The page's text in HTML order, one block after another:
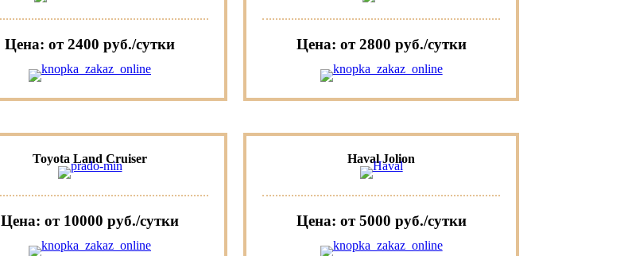
Цена: от 2400 руб./сутки Цена: от 2800 руб./сутки
Toyota Land Cruiser
Цена: от 10000 руб./сутки
Haval Jolion
Цена: от 5000 руб./сутки